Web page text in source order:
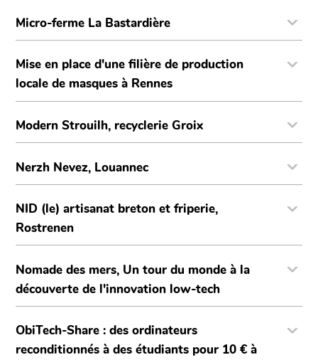
Micro-ferme La Bastardière
Mise en place d'une filière de production
locale de masques à Rennes
Modern Strouilh, recyclerie Groix
Nerzh Nevez, Louannec
NID (le) artisanat breton et friperie,
Rostrenen
Nomade des mers, Un tour du monde à la
découverte de l'innovation low-tech
ObiTech-Share : des ordinateurs
reconditionnés à des étudiants pour 10 € à